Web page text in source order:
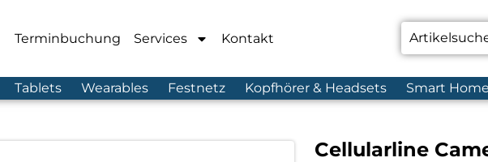
Terminbuchung Services Kontakt
Tablets Wearables Festnetz Kopfhörer & Headsets Smart
Cellularline